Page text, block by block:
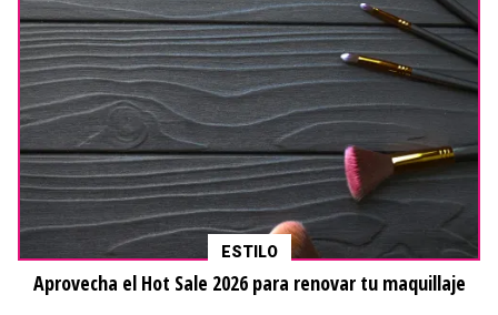
ESTILO
Aprovecha el Hot Sale 2026 para renovar tu maquillaje